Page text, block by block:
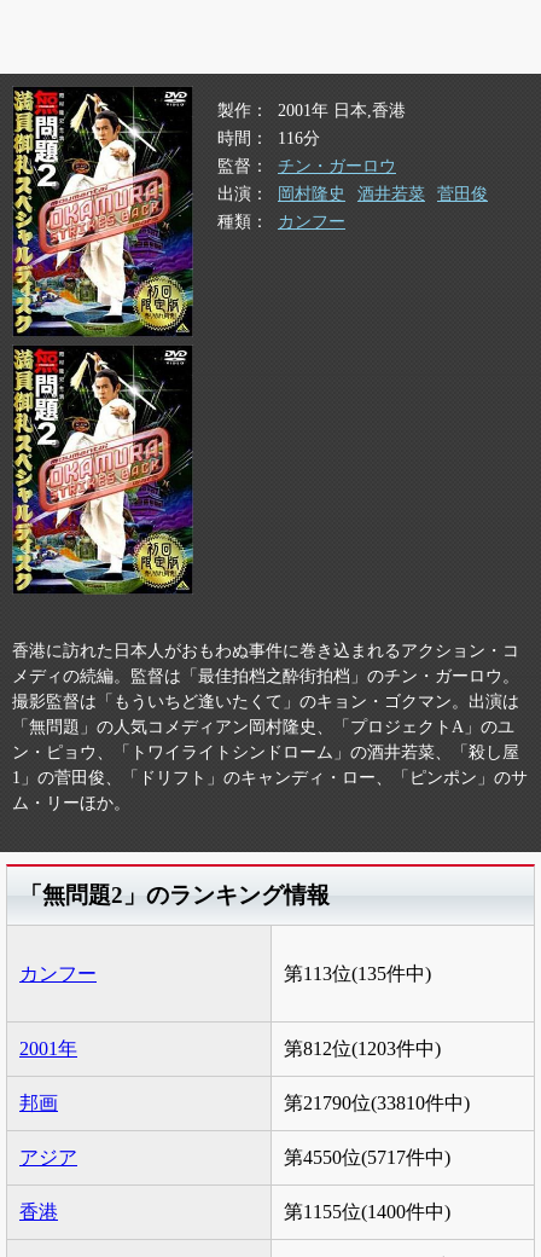
製作
2001年 日本,香港
時間
116分
監督
チン・ガーロウ
出演
岡村隆史 酒井若菜
菅田俊
種類
カンフー
香港に訪れた日本人がおもわぬ事件に巻き込まれるアクション・コ
メディの続編。監督は「最佳拍档之酔街拍档」のチン・ガーロウ。
撮影監督は「もういちど逢いたくて」のキョン・ゴクマン。出演は
「無問題」の人気コメディアン岡村隆史、「プロジェクトA」のユ
ン・ピョウ、「トワイライトシンドローム」の酒井若菜、「殺し屋
1」の菅田俊、「ドリフト」のキャンディ・ロー、「ピンポン」のサ
ム・リーほか。
「無問題2」のランキング情報
カンフー 第113位(135件中)
2001年 第812位(1203件中)
邦画 第21790位(33810件中)
アジア 第4550位(5717件中)
香港 第1155位(1400件中)